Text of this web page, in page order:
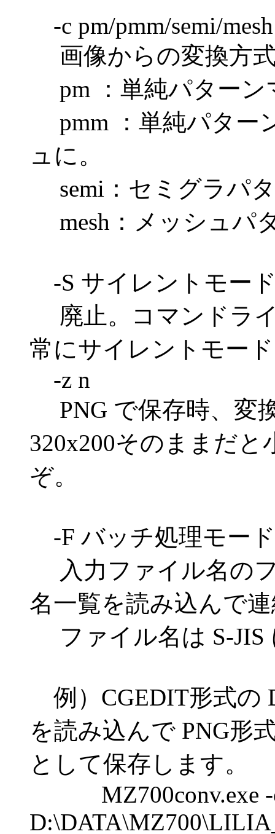
-c pm/pmm/semi/mesh
画像からの変換方
pm ：単純パターン
pmm ：単純パター
ュに。
semi：セミグラパ
mesh：メッシュパ
-S サイレントモー
廃止。コマンドラ
常にサイレントモー
-z n
PNG で保存時、変
320x200そのままだ
ぞ。
-F バッチ処理モード
入力ファイル名の
名一覧を読み込んで
ファイル名は S-JIS
例）CGEDIT形式の
を読み込んで PNG形
として保存します。
MZ700conv.exe -o